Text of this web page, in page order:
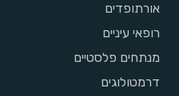
אורתופדים
רופאי עיניים
מנתחים פלסטיים
דרמטולוגים